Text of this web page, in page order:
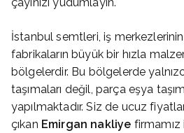
İstanbul semtleri, iş
fabrikaların büyük bir hızla
bölgelerdir. Bu bölgelerde
taşımaları değil, parça eşya
yapılmaktadır. Siz de ucuz
çıkan Emirgan nakliye